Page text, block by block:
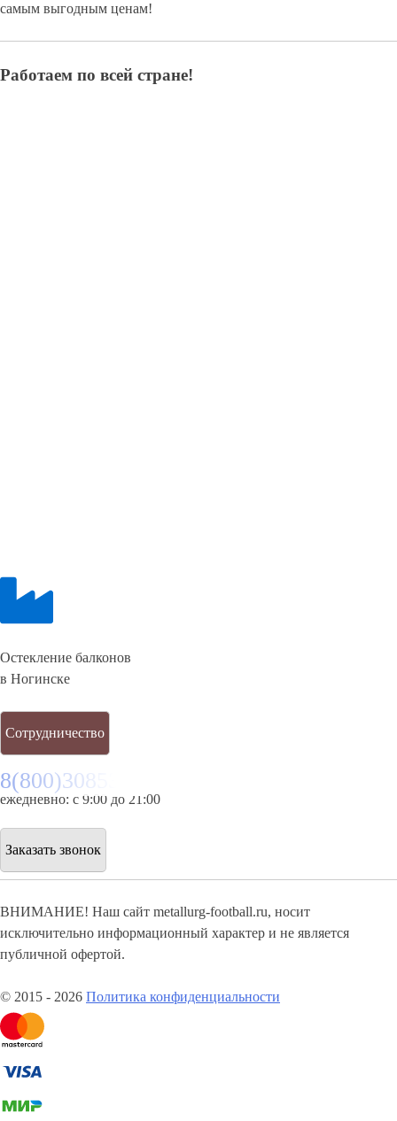
самым выгодным ценам!
Работаем по всей стране!
Остекление балконов
в Ногинске
Сотрудничество
8(800)3085303
ежедневно: с 9:00 до 21:00
Заказать звонок
ВНИМАНИЕ! Наш сайт metallurg-football.ru, носит
исключительно информационный характер и не является
публичной офертой.
© 2015 - 2026 Политика конфиденциальности